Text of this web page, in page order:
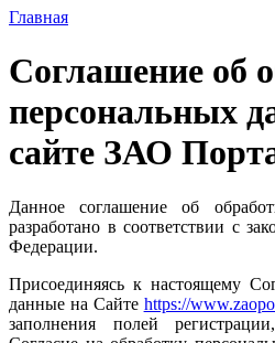
Главная
Соглашение об
персональных
сайте ЗАО
Данное соглашение об
разработано в соответствии с
Федерации.
Присоединяясь к настоящему
данные на Сайте https://
заполнения полей